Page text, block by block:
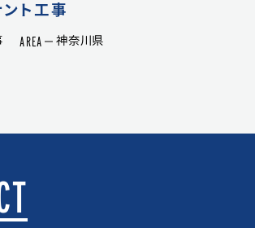
ト工事
AREA 神奈川県